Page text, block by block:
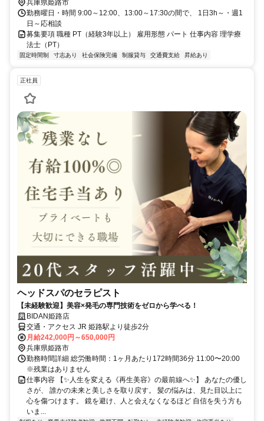
兵庫県姫路市
勤務曜日・時間 9:00～12:00、13:00～17:30の間で、 1日3h～・週1
日～応相談
募集要項 職種 PT（経験3年以上） 雇用形態 パート 仕事内容 理学療
法士（PT）
固定時間制 寸志あり 社会保険完備 制服貸与 交通費支給 昇給あり
正社員
ヘッドスパのセラピスト
【未経験歓迎】美容×発毛の専門技術をゼロから学べる！
BIDAN姫路店
交通・アクセス JR 姫路駅より徒歩2分
月給242,000円～650,000円
兵庫県姫路市
勤務時間詳細 総労働時間：1ヶ月あたり172時間36分 11:00〜20:00
※残業はありません
仕事内容 【✨人生を変える《再生美容》の最前線へ✨】 あなたの優し
さが、 誰かの未来と美しさを取り戻す。 髪の悩みは、見た目以上に
心を傷つけます。 鏡を避け、人と会えなくなるほど 自信を失う方も
いま...